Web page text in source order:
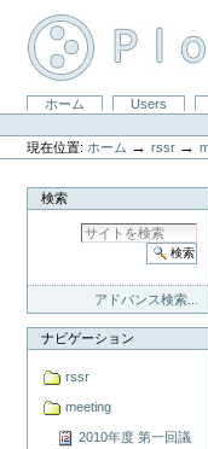
|
シ
ョ
ホーム Users
ー
ソ
現在位置: ホーム →rssr →
検索
アドバンス検索...
ナビゲーション
rssr
meeting
2010年度 第一回議